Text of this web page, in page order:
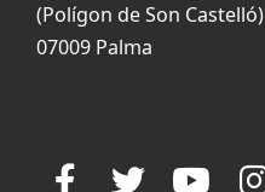
(Polígon de Son Castelló)
07009 Palma